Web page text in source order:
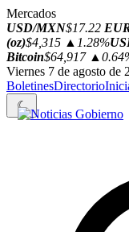
Mercados
USD/MXN$17.22
(oz)$4,315 ▲1.28%
Bitcoin$64,917
Viernes 7 de agosto de
BoletinesDirectorio
☾